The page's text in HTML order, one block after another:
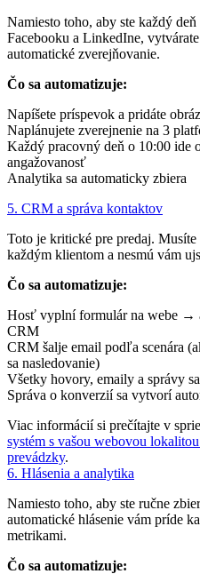
Namiesto toho, aby ste každý
Facebooku a LinkedIne,
automatické zverejňovanie.
Čo sa automatizuje:
Napíšete príspevok a pridáte
Naplánujete zverejnenie na 3
Každý pracovný deň o 10:00 ide
angažovanosť
Analytika sa automaticky zbiera
5. CRM a správa kontaktov
Toto je kritické pre predaj.
každým klientom a nesmú vám
Čo sa automatizuje:
Hosť vyplní formulár na webe →
CRM
CRM šalje email podľa scenára
sa nasledovanie)
Všetky hovory, emaily a správy
Správa o konverzií sa vytvorí
Viac informácií si prečítajte v
systém s vašou webovou
prevádzky.
6. Hlásenia a analytika
Namiesto toho, aby ste ručne
automatické hlásenie vám príde
metrikami.
Čo sa automatizuje: